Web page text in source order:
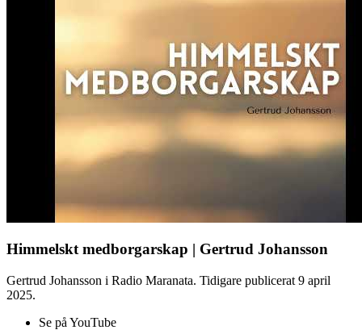
Himmelskt medborgarskap | Gertrud Johansson
Gertrud Johansson i Radio Maranata. Tidigare publicerat 9 april
2025.
Se på YouTube